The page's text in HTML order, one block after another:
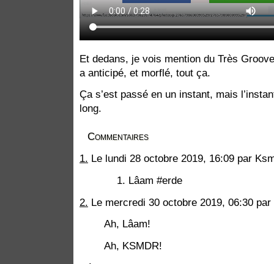
Et dedans, je vois mention du Très
a anticipé, et morflé, tout ça.
Ça s’est passé en un instant, mais
long.
Commentaires
1. Le lundi 28 octobre 2019, 16:09 par
Lâam #erde
2. Le mercredi 30 octobre 2019, 06:30
Ah, Lâam!
Ah, KSMDR!